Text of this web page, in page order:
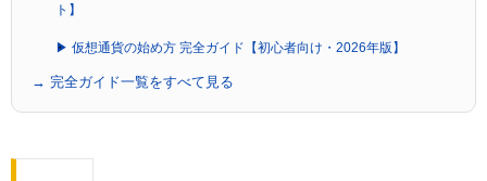
ト】
▶ 仮想通貨の始め方 完全ガイド【初心者向け・2026年版】
→ 完全ガイド一覧をすべて見る